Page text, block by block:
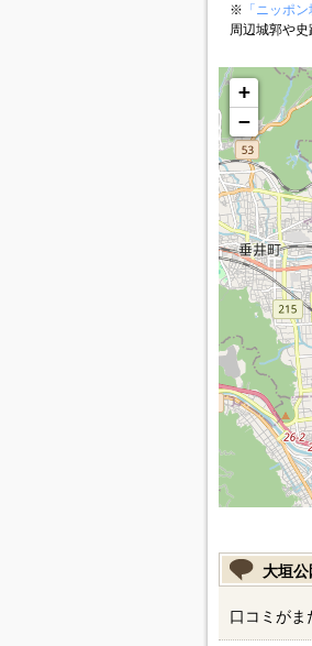
※ 「ニッポ
周辺城郭や史
+
−
大垣
口コミがま